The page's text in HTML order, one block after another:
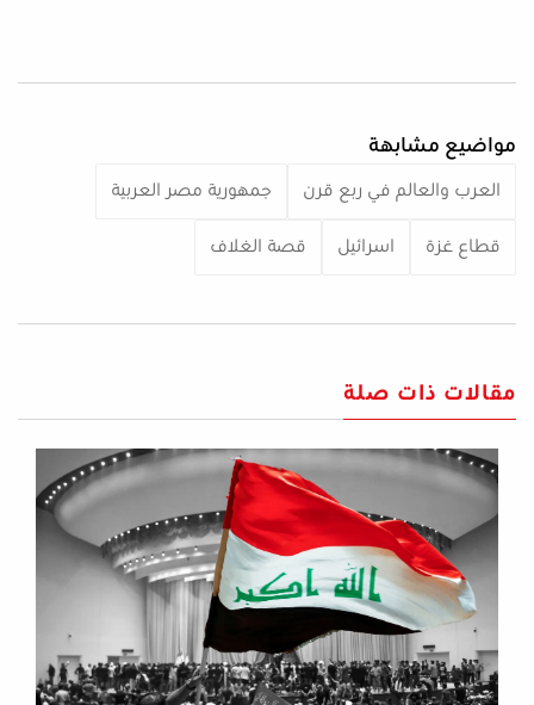
مواضيع مشابهة
العرب والعالم في ربع قرن جمهورية مصر العربية
قطاع غزة اسرائيل قصة الغلاف
مقالات ذات صلة